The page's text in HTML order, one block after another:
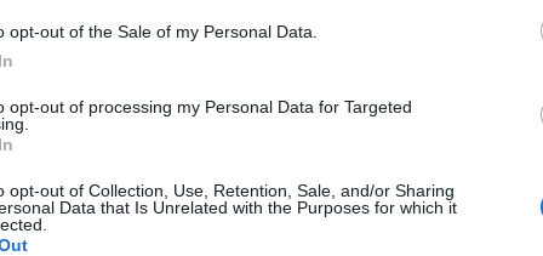
opt-out of the Sale of my Personal Data.
opt-out of processing my Personal Data for Targeted
opt-out of Collection, Use, Retention, Sale, and/or Sharing
Data that Is Unrelated with the Purposes for which it
ВЪВ facebook